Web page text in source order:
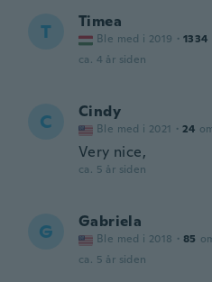
T Timea
Ble med i 2019 · 1334
ca. 4 år siden
C Cindy
Ble med i 2021 · 24
Very nice,
ca. 5 år siden
G Gabriela
Ble med i 2018 · 85
ca. 5 år siden